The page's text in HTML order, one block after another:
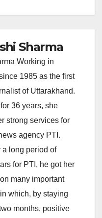
Sharma
Working in
1985 as the first
of Uttarakhand.
36 years, she
strong services for
agency PTI.
a long period of
for PTI, he got her
many important
which, by staying
months, positive